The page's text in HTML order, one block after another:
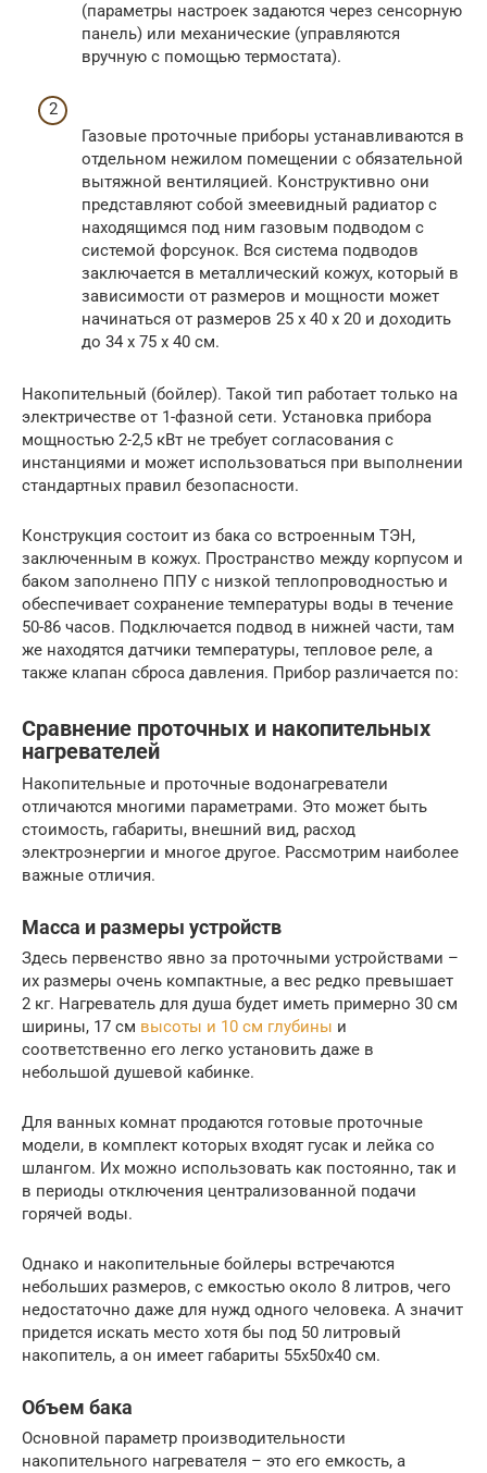
(параметры настроек задаются через сенсорную
панель) или механические (управляются
вручную с помощью термостата).
Газовые проточные приборы устанавливаются в
отдельном нежилом помещении с обязательной
вытяжной вентиляцией. Конструктивно они
представляют собой змеевидный радиатор с
находящимся под ним газовым подводом с
системой форсунок. Вся система подводов
заключается в металлический кожух, который в
зависимости от размеров и мощности может
начинаться от размеров 25 х 40 х 20 и доходить
до 34 х 75 х 40 см.
Накопительный (бойлер). Такой тип работает только на
электричестве от 1-фазной сети. Установка прибора
мощностью 2-2,5 кВт не требует согласования с
инстанциями и может использоваться при выполнении
стандартных правил безопасности.
Конструкция состоит из бака со встроенным ТЭН,
заключенным в кожух. Пространство между корпусом и
баком заполнено ППУ с низкой теплопроводностью и
обеспечивает сохранение температуры воды в течение
50-86 часов. Подключается подвод в нижней части, там
же находятся датчики температуры, тепловое реле, а
также клапан сброса давления. Прибор различается по:
Сравнение проточных и накопительных
нагревателей
Накопительные и проточные водонагреватели
отличаются многими параметрами. Это может быть
стоимость, габариты, внешний вид, расход
электроэнергии и многое другое. Рассмотрим наиболее
важные отличия.
Масса и размеры устройств
Здесь первенство явно за проточными устройствами –
их размеры очень компактные, а вес редко превышает
2 кг. Нагреватель для душа будет иметь примерно 30 см
ширины, 17 см высоты и 10 см глубины и
соответственно его легко установить даже в
небольшой душевой кабинке.
Для ванных комнат продаются готовые проточные
модели, в комплект которых входят гусак и лейка со
шлангом. Их можно использовать как постоянно, так и
в периоды отключения централизованной подачи
горячей воды.
Однако и накопительные бойлеры встречаются
небольших размеров, с емкостью около 8 литров, чего
недостаточно даже для нужд одного человека. А значит
придется искать место хотя бы под 50 литровый
накопитель, а он имеет габариты 55х50х40 см.
Объем бака
Основной параметр производительности
накопительного нагревателя – это его емкость, а